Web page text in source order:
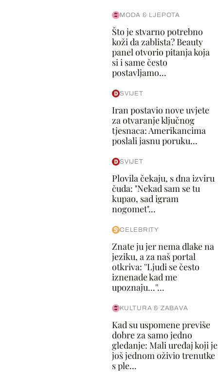
MODA & LJEPOTA
Što je stvarno potrebno
koži da zablista? Beauty
panel otvorio pitanja koja
si i same često
postavljamo...
SVIJET
Iran postavio nove uvjete
za otvaranje ključnog
tjesnaca: Amerikancima
poslali jasnu poruku...
SVIJET
Plovila čekaju, s dna izviru
čuda: "Nekad sam se tu
kupao, sad igram
nogomet"...
CELEBRITY
Znate ju jer nema dlake na
jeziku, a za naš portal
otkriva: ''Ljudi se često
iznenade kad me
upoznaju...''...
KULTURA & ZABAVA
Kad su uspomene previše
dobre za samo jedno
gledanje: Mali uređaj koji je
još jednom oživio trenutke
s ple...